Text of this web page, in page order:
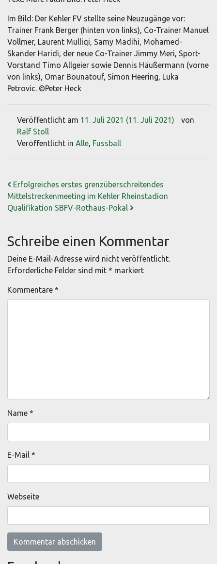
Im Bild: Der Kehler FV stellte seine Neuzugänge vor:
Trainer Frank Berger (hinten von links), Co-Trainer Manuel
Vollmer, Laurent Mulliqi, Samy Madihi, Mohamed-
Skander Haridi, der neue Co-Trainer Jimmy Meri, Sport-
Vorstand Timo Allgeier sowie Dennis Häußermann (vorne
von links), Omar Bounatouf, Simon Heering, Luka
Petrovic. ©Peter Heck
Veröffentlicht am 11. Juli 2021 (11. Juli 2021)
von
Ralf Stoll
Veröffentlicht in Alle, Fussball
Beitrags-Navigation
Erfolgreiches erstes grenzüberschreitendes
Mittelstreckenmeeting im Kehler Rheinstadion
Qualifikation SBFV-Rothaus-Pokal
Schreibe einen Kommentar
Deine E-Mail-Adresse wird nicht veröffentlicht.
Erforderliche Felder sind mit * markiert
Kommentare *
Name *
E-Mail *
Webseite